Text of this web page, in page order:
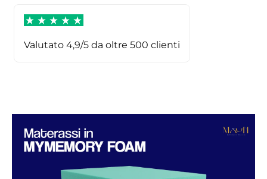
Valutato 4,9/5 da oltre 500 clienti